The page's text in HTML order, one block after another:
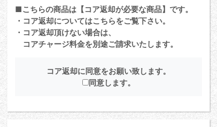
■こちらの商品は【コア返却が必要な商品】です。
・コア返却についてはこちらをご覧下さい。
・コア返却頂けない場合は、
コアチャージ料金を別途ご請求いたします。
コア返却に同意をお願い致します。
同意します。